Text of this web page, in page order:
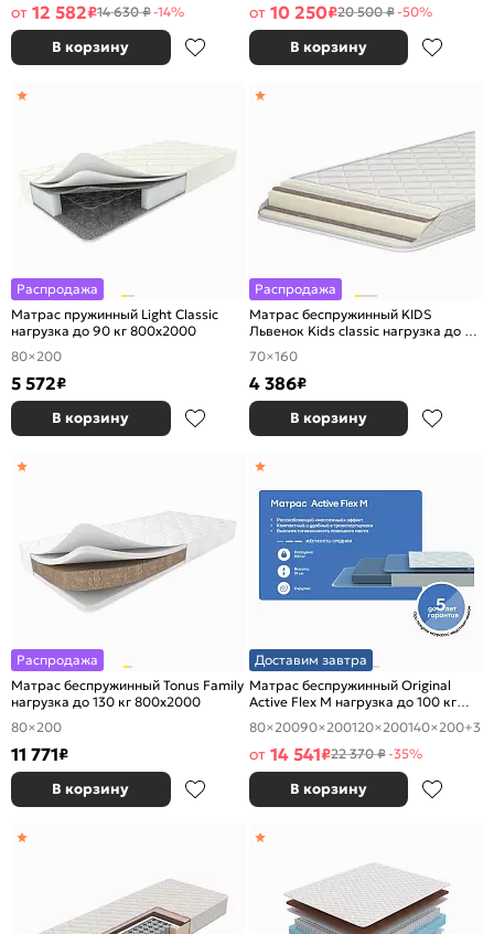
от 12 582₽14 630 ₽-14%
В корзину
от 10 250₽20 500 ₽-50%
В корзину
Распродажа
Матрас пружинный Light Classic
нагрузка до 90 кг 800x2000
80×200
5 572₽
В корзину
Распродажа
Матрас беспружинный KIDS
Львенок Kids classic нагрузка до 90
кг 700x1600
70×160
4 386₽
В корзину
Распродажа
Матрас беспружинный Tonus Family
нагрузка до 130 кг 800x2000
80×200
11 771₽
В корзину
Доставим завтра
Матрас беспружинный Original
Active Flex M нагрузка до 100 кг
800x2000
80×20090×200120×200140×200+3
от 14 541₽22 370 ₽-35%
В корзину